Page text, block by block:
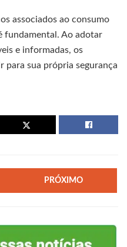
associados ao consumo
fundamental. Ao adotar
e informadas, os
sua própria segurança
PRÓXIMO